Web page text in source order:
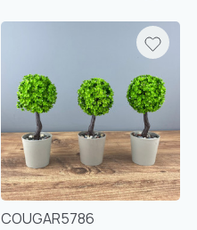
COUGAR5786